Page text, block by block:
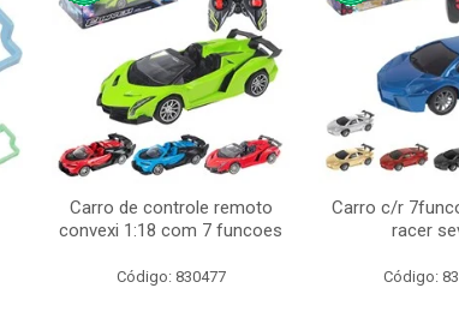
Carro de controle remoto
convexi 1:18 com 7 funcoes
Código: 830477
Carro c/r
racer
Código: